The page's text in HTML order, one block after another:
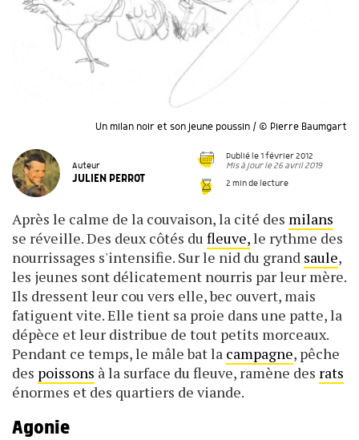
Un milan noir et son jeune poussin / © Pierre Baumgart
Auteur
JULIEN PERROT
Publié le 1 février 2012
Mis à jour le 26 avril 2019
2 min de lecture
Après le calme de la couvaison, la cité des milans
se réveille. Des deux côtés du fleuve,le rythme des
nourrissages s'intensifie. Sur le nid du grand saule,
les jeunes sont délicatement nourris par leur mère.
Ils dressent leur cou vers elle, bec ouvert, mais
fatiguent vite. Elle tient sa proie dans une patte, la
dépèce et leur distribue de tout petits morceaux.
Pendant ce temps, le mâle bat la campagne, pêche
des poissons à la surface du fleuve, ramène des rats
énormes et des quartiers de viande.
Agonie